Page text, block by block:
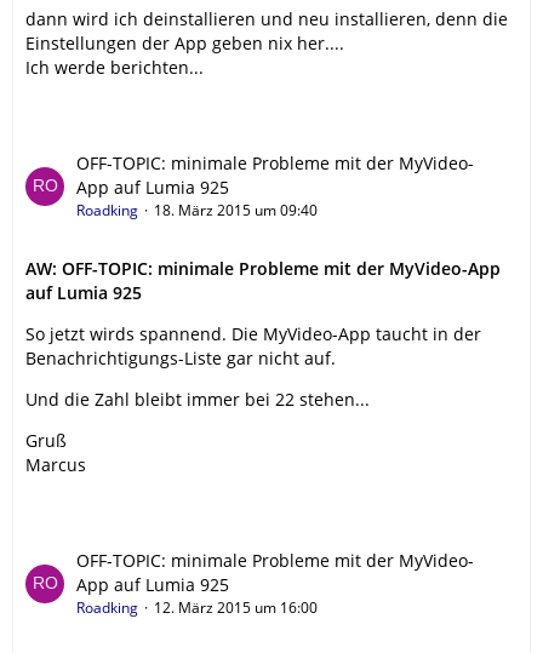
dann wird ich deinstallieren und neu installieren, denn die
Einstellungen der App geben nix her....
Ich werde berichten...
OFF-TOPIC: minimale Probleme mit der MyVideo-
App auf Lumia 925
Roadking 18. März 2015 um 09:40
AW: OFF-TOPIC: minimale Probleme mit der MyVideo-App
auf Lumia 925
So jetzt wirds spannend. Die MyVideo-App taucht in der
Benachrichtigungs-Liste gar nicht auf.
Und die Zahl bleibt immer bei 22 stehen...
Gruß
Marcus
OFF-TOPIC: minimale Probleme mit der MyVideo-
App auf Lumia 925
Roadking 12. März 2015 um 16:00